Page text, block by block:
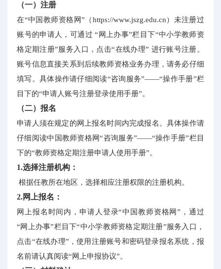
（一）注册
在“中国教师资格网”（https://www.jszg.edu.cn）未注册过
账号的申请人，可通过 “网上办事”栏目下“中小学教师资
格定期注册”服务入口，点击“在线办理” 进行账号注册。
账号信息直接关系到后续教师资格业务办理，请务必仔细
填写。具体操作请仔细阅读“咨询服务”——“操作手册”栏
目下的“申请人账号注册登录使用手册”。
（二）报名
申请人须在规定的网上报名时间内完成报名。具体操作请
仔细阅读中国教师资格网“咨询服务”——“操作手册”栏目
下的“教师资格定期注册申请人使用手册”。
1.选择注册机构：
根据任教所在地区，选择相应注册权限的注册机构。
2.网上报名：
网上报名时间内，申请人登录“中国教师资格网”，通过
“网上办事”栏目下“中小学教师资格定期注册”服务入口，
点击“在线办理”，使用注册账号和密码登录报名系统，报
名前请认真阅读“网上申报协议”。